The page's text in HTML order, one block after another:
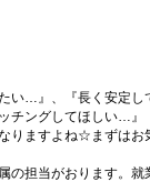
い…』、『長く安定
チングしてほしい…』
りますよね☆まずは
の担当がおります。